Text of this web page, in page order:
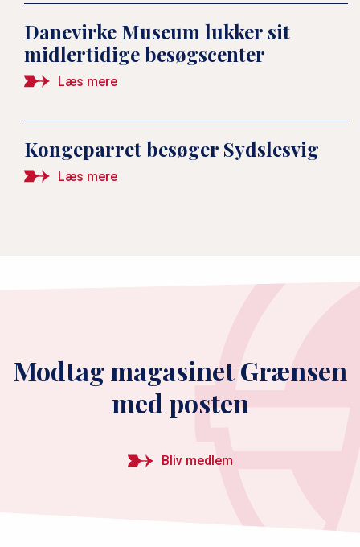
Danevirke Museum lukker sit
midlertidige besøgscenter
Læs mere
Kongeparret besøger Sydslesvig
Læs mere
Modtag magasinet Grænsen
med posten
Bliv medlem